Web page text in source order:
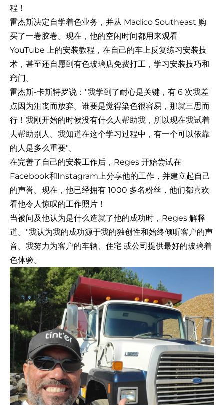
程！
雷杰斯决定自学着色业务，并从 Madico Southeast 购
买了一卷胶卷。现在，他的空闲时间都用来观看
YouTube 上的安装教程，在自己的车上反复练习安装技
术，甚至还自愿到有色玻璃店免费打工，学习安装技巧和
窍门。
雷杰斯-卡斯特罗说："我学到了耐心是关键，有 6 次我差
点因为沮丧而放弃。谁要是觉得染色很容易，那就三思而
行！我刚开始的时候没有什么人帮助我，所以现在我试着
去帮助别人。我知道在这个学习过程中，有一个可以依靠
的人是多么重要"。
在完善了自己的安装工作后，Reges 开始尝试在
Facebook和Instagram上分享他的工作，并建立起自己
的声誉。现在，他已经拥有 1000 多名粉丝，他们都喜欢
看他令人惊叹的工作照片！
当被问及他认为是什么造就了他的成功时，Reges 解释
道。"我认为我的成功源于我的独创性和始终倾听客户的声
音。我努力为客户的车辆、 住宅 或公司提供最好的玻璃着
色体验。